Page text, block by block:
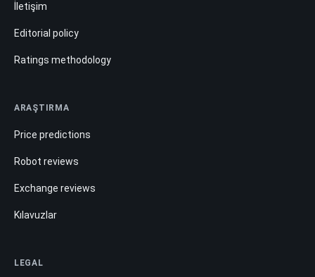
İletişim
Editorial policy
Ratings methodology
ARAŞTIRMA
Price predictions
Robot reviews
Exchange reviews
Kılavuzlar
LEGAL